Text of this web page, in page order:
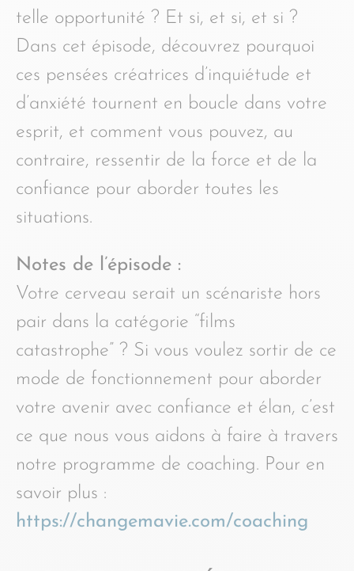
telle opportunité ? Et si, et si, et si ?
Dans cet épisode, découvrez pourquoi
ces pensées créatrices d’inquiétude et
d’anxiété tournent en boucle dans votre
esprit, et comment vous pouvez, au
contraire, ressentir de la force et de la
confiance pour aborder toutes les
situations.
Notes de l’épisode :
Votre cerveau serait un scénariste hors
pair dans la catégorie “films
catastrophe” ? Si vous voulez sortir de ce
mode de fonctionnement pour aborder
votre avenir avec confiance et élan, c’est
ce que nous vous aidons à faire à travers
notre programme de coaching. Pour en
savoir plus :
https://changemavie.com/coaching